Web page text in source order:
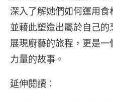
深入了解她們如何運用食
並藉此塑造出屬於自己
展現廚藝的旅程，更是
力量的故事。
延伸閱讀：